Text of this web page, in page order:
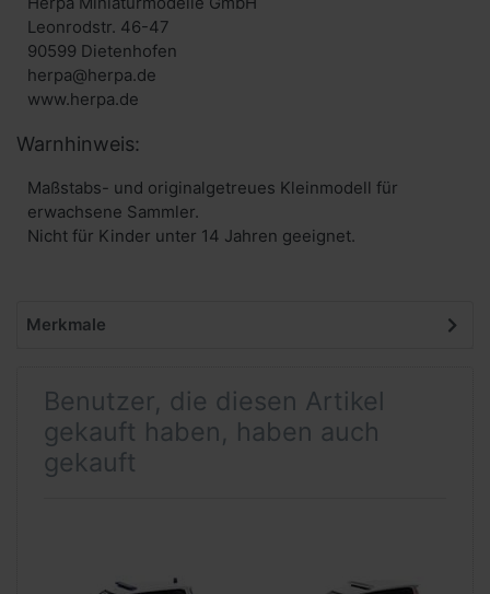
Leonrodstr. 46-47
90599 Dietenhofen
herpa@herpa.de
www.herpa.de
Warnhinweis:
Maßstabs- und originalgetreues Kleinmodell für
erwachsene Sammler.
Nicht für Kinder unter 14 Jahren geeignet.
Merkmale
Benutzer, die diesen Artikel
gekauft haben, haben auch
gekauft